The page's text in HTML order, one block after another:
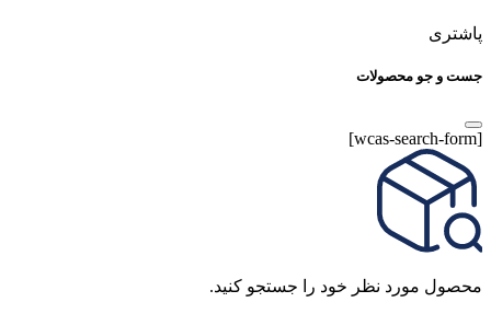
پاشتری
جست و جو محصولات
[wcas-search-form]
محصول مورد نظر خود را جستجو کنید.